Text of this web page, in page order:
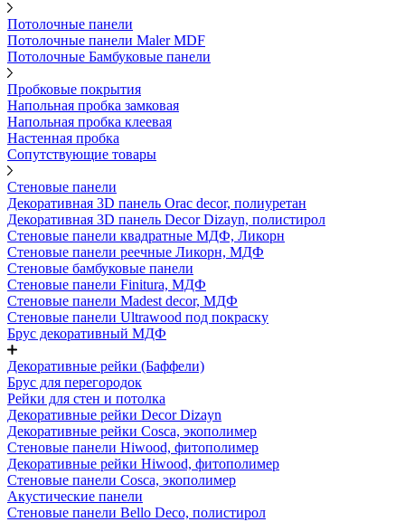
Потолочные панели
Потолочные панели Maler MDF
Потолочные Бамбуковые панели
Пробковые покрытия
Напольная пробка замковая
Напольная пробка клеевая
Настенная пробка
Сопутствующие товары
Стеновые панели
Декоративная 3D панель Orac decor, полиуретан
Декоративная 3D панель Decor Dizayn, полистирол
Стеновые панели квадратные МДФ, Ликорн
Стеновые панели реечные Ликорн, МДФ
Стеновые бамбуковые панели
Стеновые панели Finitura, МДФ
Стеновые панели Madest decor, МДФ
Стеновые панели Ultrawood под покраску
Брус декоративный МДФ
Декоративные рейки (Баффели)
Брус для перегородок
Рейки для стен и потолка
Декоративные рейки Decor Dizayn
Декоративные рейки Cosca, экополимер
Стеновые панели Hiwood, фитополимер
Декоративные рейки Hiwood, фитополимер
Стеновые панели Cosca, экополимер
Акустические панели
Стеновые панели Bello Deco, полистирол